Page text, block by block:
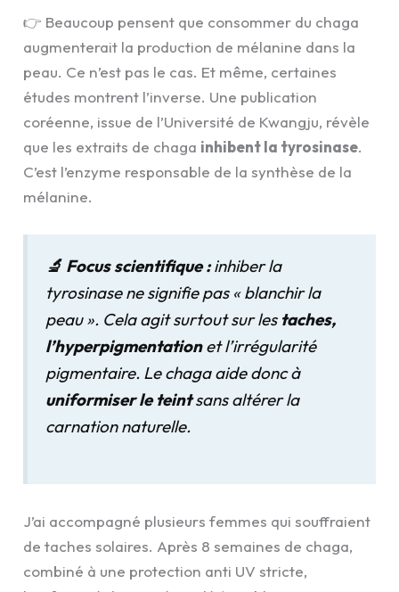
👉 Beaucoup pensent que consommer du chaga
augmenterait la production de mélanine dans la
peau. Ce n’est pas le cas. Et même, certaines
études montrent l’inverse. Une publication
coréenne, issue de l’Université de Kwangju, révèle
que les extraits de chaga inhibent la tyrosinase.
C’est l’enzyme responsable de la synthèse de la
mélanine.
🔬 Focus scientifique :inhiber la
tyrosinase ne signifie pas « blanchir la
peau ». Cela agit surtout sur les taches,
l’hyperpigmentationet l’irrégularité
pigmentaire. Le chaga aide donc à
uniformiser le teintsans altérer la
carnation naturelle.
J’ai accompagné plusieurs femmes qui souffraient
de taches solaires. Après 8 semaines de chaga,
combiné à une protection anti UV stricte,